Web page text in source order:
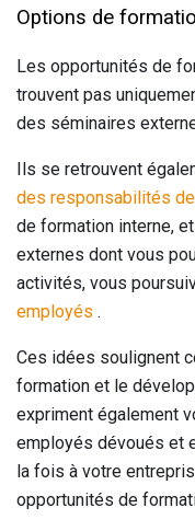
Options de
Les opportunités de
trouvent pas
des séminaires
Ils se retrouvent
des responsabilités
de formation interne,
externes dont vous
activités, vous
employés .
Ces idées soulignent
formation et le
expriment également
employés dévoués et
la fois à votre
opportunités de